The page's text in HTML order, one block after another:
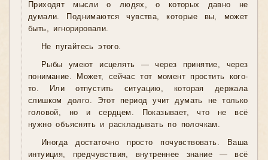
Приходят мысли о людях, о которых давно не
думали. Поднимаются чувства, которые вы, может
быть, игнорировали.
Не пугайтесь этого.
Рыбы умеют исцелять — через принятие, через
понимание. Может, сейчас тот момент простить кого-
то. Или отпустить ситуацию, которая держала
слишком долго. Этот период учит думать не только
головой, но и сердцем. Показывает, что не всё
нужно объяснять и раскладывать по полочкам.
Иногда достаточно просто почувствовать. Ваша
интуиция, предчувствия, внутреннее знание — всё